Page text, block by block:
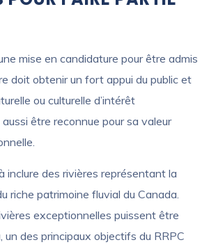
mise en candidature pour être admis
doit obtenir un fort appui du public et
ou culturelle d’intérêt
être reconnue pour sa valeur
inclure des rivières représentant la
riche patrimoine fluvial du Canada.
exceptionnelles puissent être
un des principaux objectifs du RRPC